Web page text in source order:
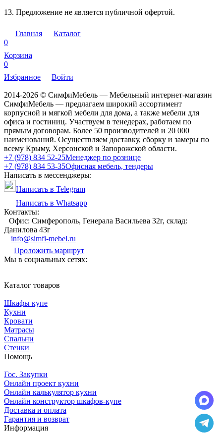
13. Предложение не является публичной офертой.
Главная
Каталог
0
Корзина
0
Избранное
Войти
2014-2026 © СимфиМебель — Мебельный интернет-магазин
СимфиМебель — предлагаем широкий ассортимент
корпусной и мягкой мебели для дома, а также мебели для
офиса и гостиниц. Участвуем в тенедерах, работаем по
прямым договорам. Более 50 производителей и 20 000
наименований. Осуществляем доставку, сборку и замеры по
всему Крыму, Херсонской и Запорожской области.
+7 (978) 834 52-25Менеджер по рознице
+7 (978) 834 53-35Офисная мебель, тендеры
Написать в мессенджеры:
Написать в Telegram
Написать в Whatsapp
Контакты:
Офис: Симферополь, Генерала Васильева 32г, склад:
Данилова 43г
info@simfi-mebel.ru
Проложить маршрут
Мы в социальных сетях:
Каталог товаров
Шкафы купе
Кухни
Кровати
Матрасы
Cпальни
Стенки
Помощь
Гос. Закупки
Онлайн проект кухни
Онлайн калькулятор кухни
Онлайн конструктор шкафов-купе
Доставка и оплата
Гарантия и возврат
Информация